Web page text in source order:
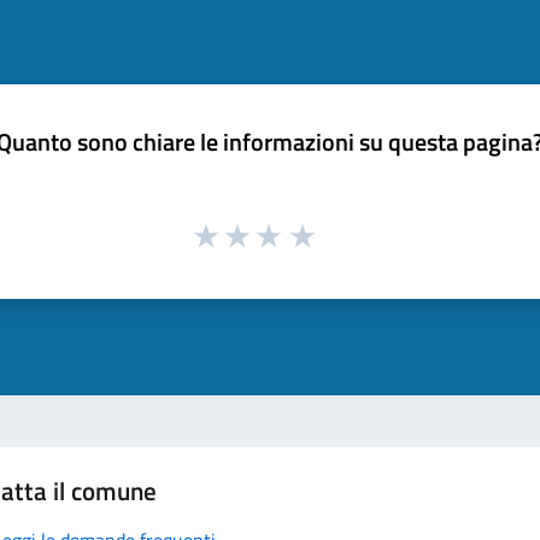
sono chiare le informazioni su questa
il comune